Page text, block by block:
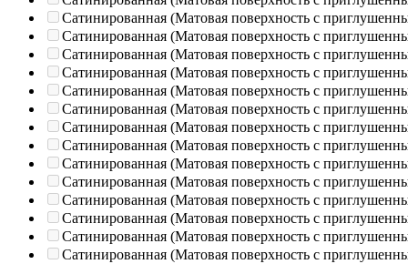
Сатинированная (Матовая поверхность с
Сатинированная (Матовая поверхность с
Сатинированная (Матовая поверхность с
Сатинированная (Матовая поверхность с
Сатинированная (Матовая поверхность с
Сатинированная (Матовая поверхность с
Сатинированная (Матовая поверхность с
Сатинированная (Матовая поверхность с
Сатинированная (Матовая поверхность с
Сатинированная (Матовая поверхность с
Сатинированная (Матовая поверхность с
Сатинированная (Матовая поверхность с
Сатинированная (Матовая поверхность с
Сатинированная (Матовая поверхность с